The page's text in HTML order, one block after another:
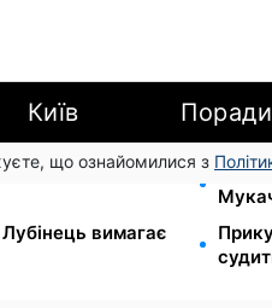
Київ Поради
що ознайомилися з
допомогу в
1500
Лубінець вимагає